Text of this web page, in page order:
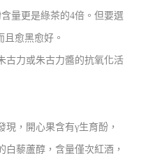
量更是綠茶的4倍。但要選
且愈黑愈好。
古力或朱古力醬的抗氧化活
現，開心果含有γ生育酚，
白藜蘆醇，含量僅次紅酒，